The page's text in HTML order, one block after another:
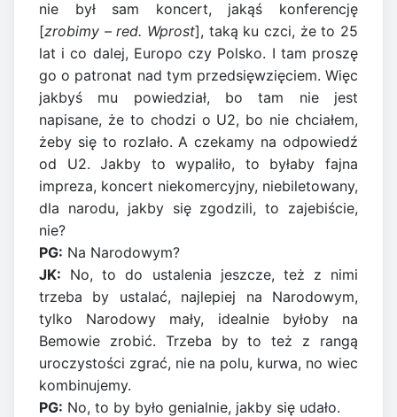
nie był sam koncert, jakąś konferencję
[zrobimy – red. Wprost], taką ku czci, że to 25
lat i co dalej, Europo czy Polsko. I tam proszę
go o patronat nad tym przedsięwzięciem. Więc
jakbyś mu powiedział, bo tam nie jest
napisane, że to chodzi o U2, bo nie chciałem,
żeby się to rozlało. A czekamy na odpowiedź
od U2. Jakby to wypaliło, to byłaby fajna
impreza, koncert niekomercyjny, niebiletowany,
dla narodu, jakby się zgodzili, to zajebiście,
nie?
PG: Na Narodowym?
JK: No, to do ustalenia jeszcze, też z nimi
trzeba by ustalać, najlepiej na Narodowym,
tylko Narodowy mały, idealnie byłoby na
Bemowie zrobić. Trzeba by to też z rangą
uroczystości zgrać, nie na polu, kurwa, no wiec
kombinujemy.
PG: No, to by było genialnie, jakby się udało.